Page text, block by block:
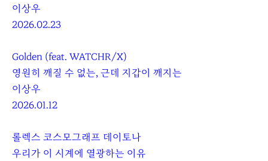
이상우
2026.02.23
Golden (feat. WATCHR/X)
영원히 깨질 수 없는, 근데 지갑이 깨지는
이상우
2026.01.12
롤렉스 코스모그래프 데이토나
우리가 이 시계에 열광하는 이유